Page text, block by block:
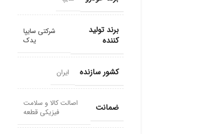
برند تولید
کننده
شرکتی سایپا
یدک
کشور سازنده ایران
ضمانت
اصالت کالا و سلامت
فیزیکی قطعه